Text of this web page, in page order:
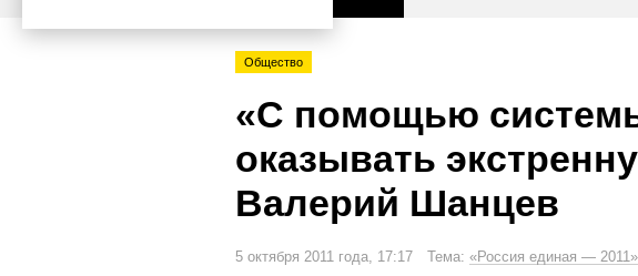
Общество
«С помощью
оказывать
Валерий Шанцев
5 октября 2011 года, 17:17 Тема: «Россия единая — 2011»